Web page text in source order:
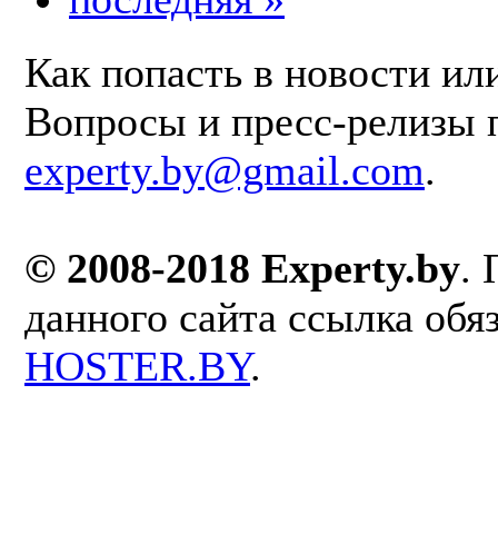
Как попасть в новости
Вопросы и пресс-релизы
experty.by@gmail.com.
© 2008-2018 Experty.by.
данного сайта ссылка
HOSTER.BY.